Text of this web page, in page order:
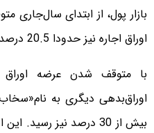
بازار پول، از ابتدای
اوراق اجاره نیز حدودا 20.5 درصد است.
با متوقف شدن عرضه اوراق
اوراق‌بدهی دیگری به